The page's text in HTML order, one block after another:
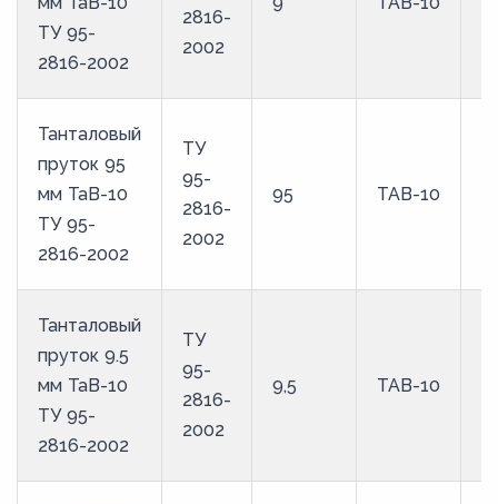
ТУ 95-
2816-2002
2816-
2002
Танталовый
пруток 95
мм ТаВ-10
ТУ 95-
2816-2002
ТУ
95-
2816-
2002
95 ТАВ-10
Танталовый
пруток 9.5
мм ТаВ-10
ТУ 95-
2816-2002
ТУ
95-
2816-
2002
9,5 ТАВ-10